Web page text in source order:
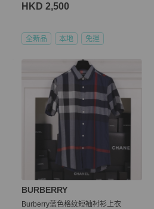
HKD 2,500
全新品 本地 免運
BURBERRY
Burberry蓝色格纹短袖衬衫上衣